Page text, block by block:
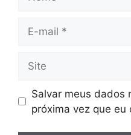
mail
Salvar meus dados
próxima vez que eu